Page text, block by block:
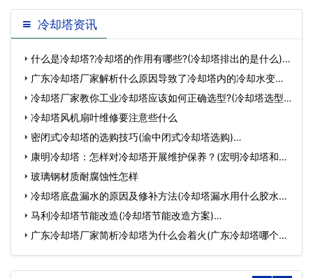
冷却塔资讯
什么是冷却塔?冷却塔的作用有哪些?(冷却塔排出的是什么)…
广东冷却塔厂家解析什么原因导致了冷却塔内的冷却水变少?
(…冷却塔厂家教你工业冷却塔应该如何正确选型?(冷却塔选型
方…冷却塔风机扇叶维修要注意些什么
密闭式冷却塔的选购技巧(渝中闭式冷却塔选购)…
康明冷却塔：怎样对冷却塔开展维护保养？(宏明冷却塔和港
康明冷…
玻璃钢材质耐腐蚀性怎样
冷却塔底盘漏水的原因及修补方法(冷却塔漏水用什么胶水补)
… 马利冷却塔节能改造(冷却塔节能改造方案)…
广东冷却塔厂家简析冷却塔为什么会着火(广东冷却塔哪个品
牌…